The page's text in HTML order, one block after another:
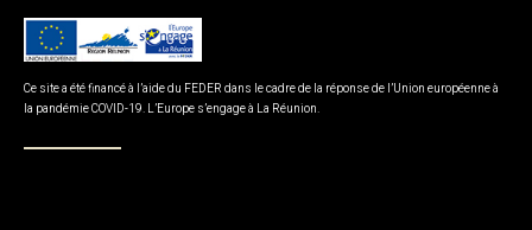
Ce site a été financé à l’aide du FEDER dans le cadre de la réponse de l’Union européenne à
la pandémie COVID-19. L’Europe s’engage à La Réunion.